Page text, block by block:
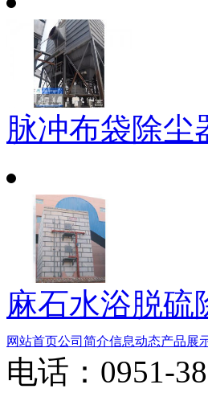
脉冲布袋除尘
麻石水浴脱硫
网站首页公司简介信息动态产品展
电话：0951-